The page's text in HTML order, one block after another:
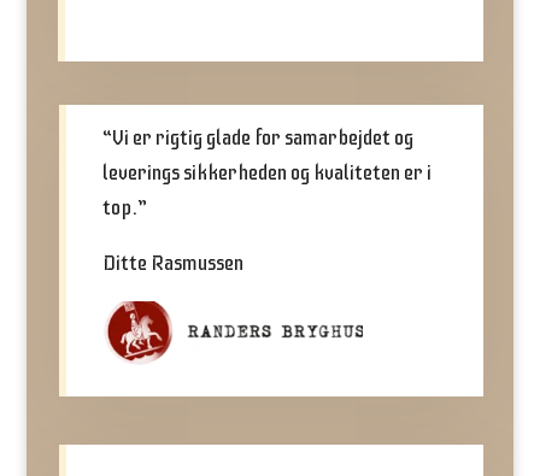
“Vi er rigtig glade for samarbejdet og
leverings sikkerheden og kvaliteten er i
top.”
Ditte Rasmussen